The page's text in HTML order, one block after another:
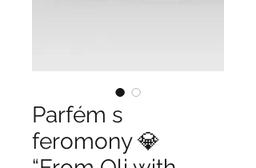
Parfém s
feromony 💎